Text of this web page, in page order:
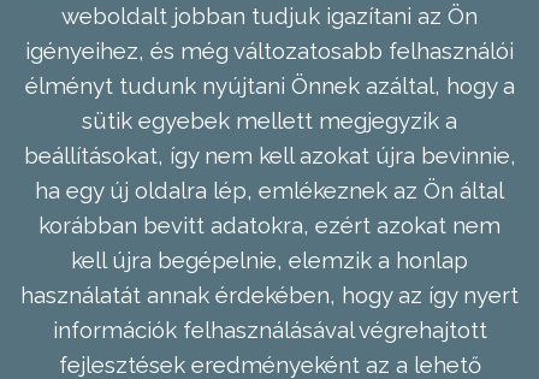
weboldalt jobban tudjuk igazítani az Ön
igényeihez, és még változatosabb felhasználói
élményt tudunk nyújtani Önnek azáltal, hogy a
sütik egyebek mellett megjegyzik a
beállításokat, így nem kell azokat újra bevinnie,
ha egy új oldalra lép, emlékeznek az Ön által
korábban bevitt adatokra, ezért azokat nem
kell újra begépelnie, elemzik a honlap
használatát annak érdekében, hogy az így nyert
információk felhasználásával végrehajtott
fejlesztések eredményeként az a lehető